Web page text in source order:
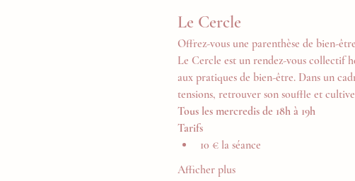
Le Cercle
Offrez-vous une parenthèse de bien-
Le Cercle est un rendez-vous collectif
aux pratiques de bien-être. Dans un
tensions, retrouver son souffle et
Tous les mercredis de 18h à 19h
Tarifs
10 € la séance
Afficher plus